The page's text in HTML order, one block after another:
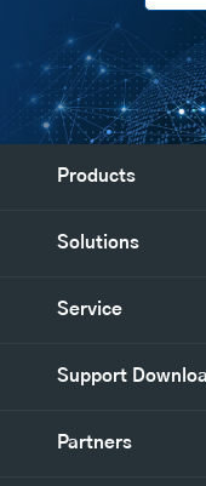
Products
Solutions
Service
Support
Partners